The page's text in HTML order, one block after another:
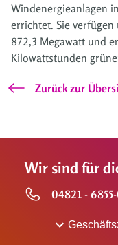
Windenergieanlagen
errichtet. Sie
872,3 Megawatt und
Kilowattstunden
Zurück zur
Wir sind für
04821 -